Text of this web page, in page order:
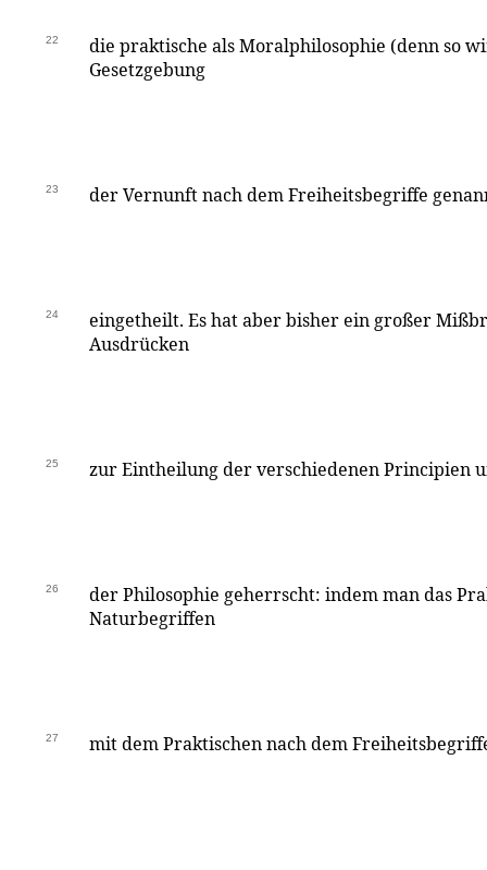
22
die praktische als Moralphilosophie (denn so
Gesetzgebung
23 der Vernunft nach dem Freiheitsbegriffe
24
eingetheilt. Es hat aber bisher ein großer
Ausdrücken
25 zur Eintheilung der verschiedenen Principien
26
der Philosophie geherrscht: indem man das
Naturbegriffen
27 mit dem Praktischen nach dem